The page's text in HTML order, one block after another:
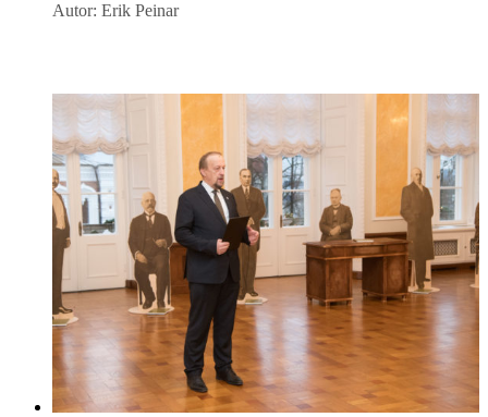
Autor: Erik Peinar